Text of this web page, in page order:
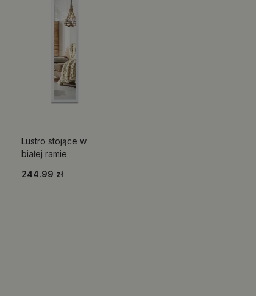
Lustro stojące w
białej ramie
244.99 zł